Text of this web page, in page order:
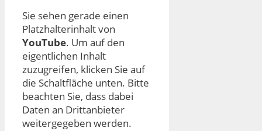
Sie sehen gerade einen
Platzhalterinhalt von
YouTube. Um auf den
eigentlichen Inhalt
zuzugreifen, klicken Sie auf
die Schaltfläche unten. Bitte
beachten Sie, dass dabei
Daten an Drittanbieter
weitergegeben werden.